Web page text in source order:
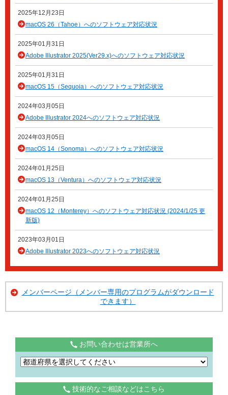
2025年12月23日
macOS 26（Tahoe）へのソフトウェア対応状況
2025年01月31日
Adobe Illustrator 2025(Ver29.x)へのソフトウェア対応状況
2025年01月31日
macOS 15（Sequoia）へのソフトウェア対応状況
2024年03月05日
Adobe Illustrator 2024へのソフトウェア対応状況
2024年03月05日
macOS 14（Sonoma）へのソフトウェア対応状況
2024年01月25日
macOS 13（Ventura）へのソフトウェア対応状況
2024年01月25日
macOS 12（Monterey）へのソフトウェア対応状況 (2024/1/25 更
新版)
2023年03月01日
Adobe Illustrator 2023へのソフトウェア対応状況
メンバーページ（メンバー専用のプログラムがダウンロード
できます）
お問い合わせは営業所へ
技術的なご相談などはこちら